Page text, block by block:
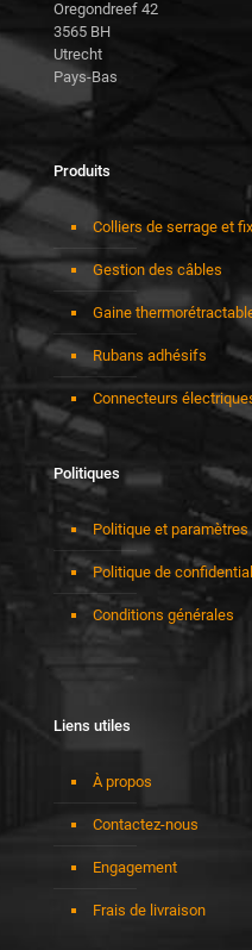
Oregondreef 42
3565 BH
Utrecht
Pays-Bas
Produits
Colliers de serrage et
Gestion des câbles
Gaine
Rubans adhésifs
Connecteurs
Politiques
Politique et
Politique de
Conditions générales
Liens utiles
À propos
Contactez-nous
Engagement
Frais de livraison